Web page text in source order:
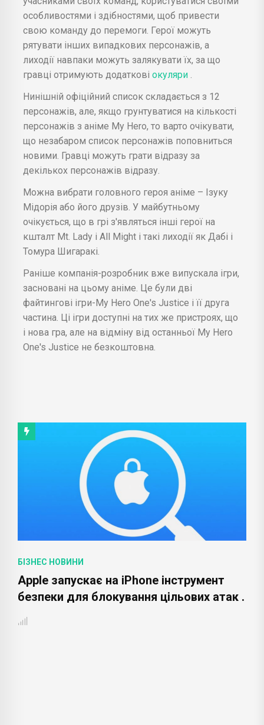
особливостями і здібностями, щоб привести
свою команду до перемоги. Герої можуть
рятувати інших випадкових персонажів, а
лиходії навпаки можуть залякувати їх, за що
гравці отримують додаткові окуляри
Нинішній офіційний список складається з 12
персонажів, але, якщо грунтуватися на кількості
персонажів з аніме My Hero, то варто очікувати,
що незабаром список персонажів поповниться
новими. Гравці можуть грати відразу за
декількох персонажів відразу.
Можна вибрати головного героя аніме – Ізуку
Мідорія або його друзів. У майбутньому
очікується, що в грі з'являться інші герої на
кшталт Mt. Lady і All Might і такі лиходії як Дабі і
Томура Шигаракі.
Раніше компанія-розробник вже випускала ігри,
засновані на цьому аніме. Це були дві
файтингові ігри-My Hero One's Justice і її друга
частина. Ці ігри доступні на тих же пристроях, що
і нова гра, але на відміну від останньої My Hero
One's Justice не безкоштовна.
БІЗНЕС НОВИНИ
Apple запускає на iPhone інструмент
безпеки для блокування цільових атак .